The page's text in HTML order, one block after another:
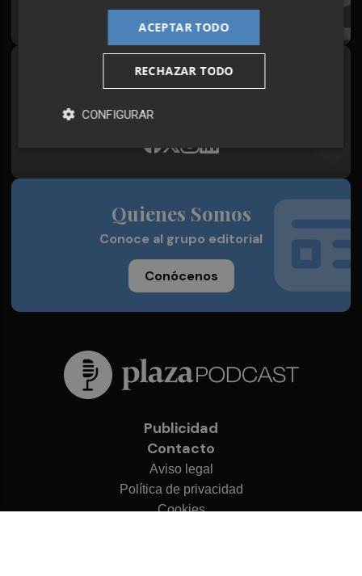
¡Quiero suscribirme!
Síguenos en redes
Plaza Podcast, desde cualquier medio
Quienes Somos
Conoce al grupo editorial
Conócenos
Publicidad
Contacto
Aviso legal
Política de privacidad
Cookies
ACEPTAR TODO
RECHAZAR TODO
CONFIGURAR